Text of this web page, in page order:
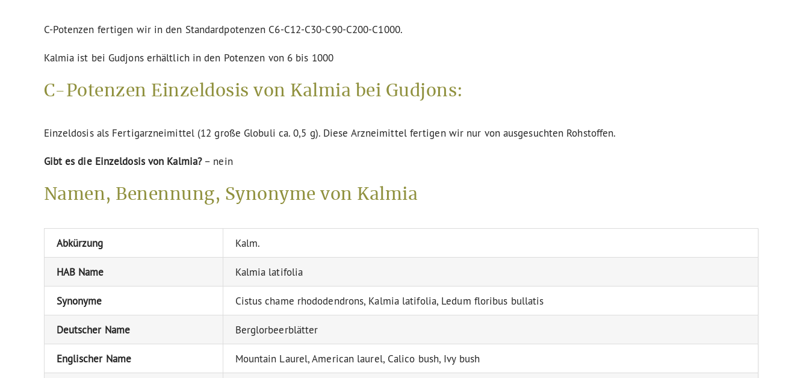
C-Potenzen fertigen wir in den Standardpotenzen C6-C12-C30-C90-C200-C1000.
Kalmia ist bei Gudjons erhältlich in den Potenzen von 6 bis 1000
C-Potenzen Einzeldosis von Kalmia bei Gudjons:
Einzeldosis als Fertigarzneimittel (12 große Globuli ca. 0,5 g). Diese Arzneimittel fertigen wir nur von ausgesuchten Rohstoffen.
Gibt es die Einzeldosis von Kalmia?– nein
Namen, Benennung, Synonyme von Kalmia
Abkürzung Kalm.
HAB Name Kalmia latifolia
Synonyme Cistus chame rhododendrons, Kalmia latifolia, Ledum floribus bullatis
Deutscher Name Berglorbeerblätter
Englischer Name Mountain Laurel, American laurel, Calico bush, Ivy bush